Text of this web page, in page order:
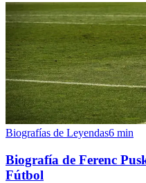
Biografías de Leyendas6 min
Biografía de Ferenc
Fútbol